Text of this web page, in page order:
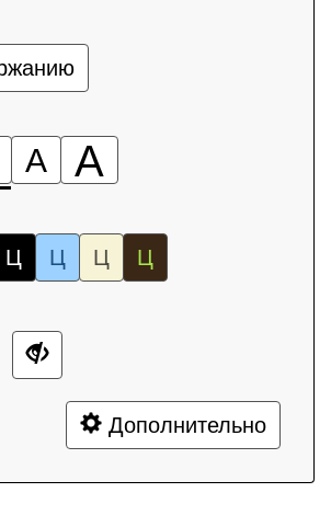
А А
Ц Ц Ц Ц
Дополнительно